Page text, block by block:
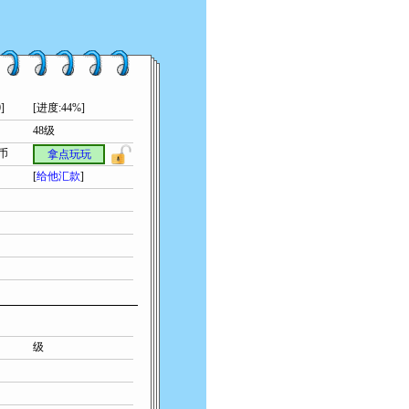
[进度:44%]
48级
拿点玩玩
[给他汇款]
级